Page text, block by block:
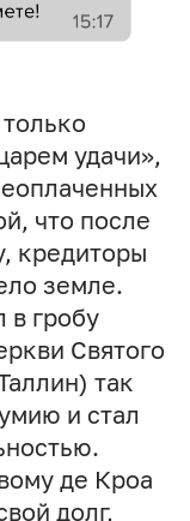
удачи»,
что после
кредиторы
земле.
в гробу
Святого
так
и стал
де Кроа
долг,